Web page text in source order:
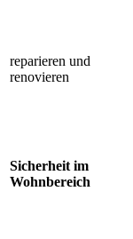
reparieren und
renovieren
Sicherheit im
Wohnbereich